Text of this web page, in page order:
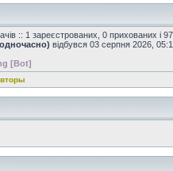
:: 1 зареєстрованих, 0 прихованих і
відбувся 03 серпня 2026,
[Bot]